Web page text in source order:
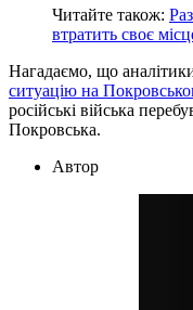
Читайте також:
втратить своє
Нагадаємо, що
ситуацію на
російські війська
Покровська.
Автор